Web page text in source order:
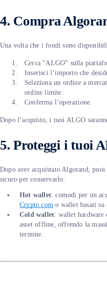
4. Compra
Una volta che i fondi sono
Cerca “ALGO” sulla
Inserisci l’importo che
Seleziona un ordine a
ordine limite.
Conferma l’operazione.
Dopo l’acquisto, i tuoi ALGO
5. Proteggi i tuoi
Dopo aver acquistato Algorand,
sicuro per conservarlo:
Hot wallet: comodi per un
Crypto.com o wallet basati su
Cold wallet: wallet hardware
asset offline, offrendo la
termine.